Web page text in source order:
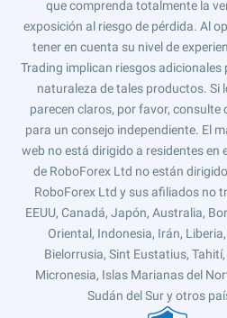
que comprenda totalmente la
exposición al riesgo de pérdida. Al
tener en cuenta su nivel de
Trading implican riesgos adicionales
naturaleza de tales productos. Si
parecen claros, por favor, consulte
para un consejo independiente. El
web no está dirigido a residentes en
de RoboForex Ltd no están
RoboForex Ltd y sus afiliados no
EEUU, Canadá, Japón, Australia,
Oriental, Indonesia, Irán,
Bielorrusia, Sint Eustatius,
Micronesia, Islas Marianas del
Sudán del Sur y otros